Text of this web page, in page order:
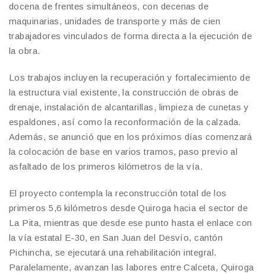
docena de frentes simultáneos, con decenas de
maquinarias, unidades de transporte y más de cien
trabajadores vinculados de forma directa a la ejecución de
la obra.
Los trabajos incluyen la recuperación y fortalecimiento de
la estructura vial existente, la construcción de obras de
drenaje, instalación de alcantarillas, limpieza de cunetas y
espaldones, así como la reconformación de la calzada.
Además, se anunció que en los próximos días comenzará
la colocación de base en varios tramos, paso previo al
asfaltado de los primeros kilómetros de la vía.
El proyecto contempla la reconstrucción total de los
primeros 5,6 kilómetros desde Quiroga hacia el sector de
La Pita, mientras que desde ese punto hasta el enlace con
la vía estatal E-30, en San Juan del Desvío, cantón
Pichincha, se ejecutará una rehabilitación integral.
Paralelamente, avanzan las labores entre Calceta, Quiroga